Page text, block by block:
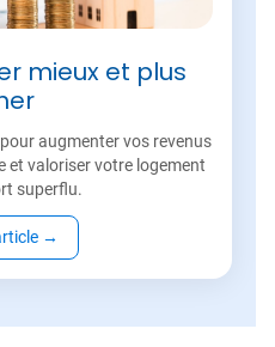
mieux et plus
augmenter vos revenus
et valoriser votre logement
superflu.
→